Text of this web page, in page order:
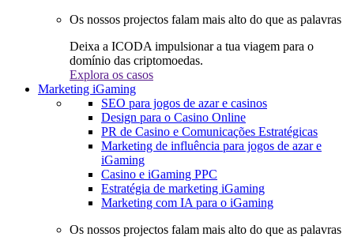
Os nossos projectos falam mais alto do que as palavras
Deixa a ICODA impulsionar a tua viagem para o
domínio das criptomoedas.
Explora os casos
Marketing iGaming
SEO para jogos de azar e casinos
Design para o Casino Online
PR de Casino e Comunicações Estratégicas
Marketing de influência para jogos de azar e
iGaming
Casino e iGaming PPC
Estratégia de marketing iGaming
Marketing com IA para o iGaming
Os nossos projectos falam mais alto do que as palavras